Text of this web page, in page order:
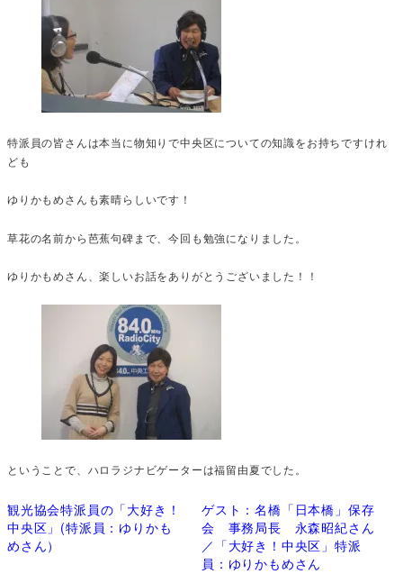
特派員の皆さんは本当に物知りで中央区についての知識をお持ちですけれ
ども
ゆりかもめさんも素晴らしいです！
草花の名前から芭蕉句碑まで、今回も勉強になりました。
ゆりかもめさん、楽しいお話をありがとうございました！！
ということで、ハロラジナビゲーターは福留由夏でした。
観光協会特派員の「大好き！
中央区」(特派員：ゆりかも
めさん）
ゲスト：名橋「日本橋」保存
会 事務局長 永森昭紀さん
／「大好き！中央区」特派
員：ゆりかもめさん